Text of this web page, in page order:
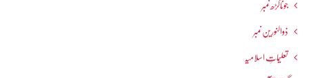
جوناگڑھ نمبر
ذوالنورین نمبر
تعلیماتِ اسلامیہ